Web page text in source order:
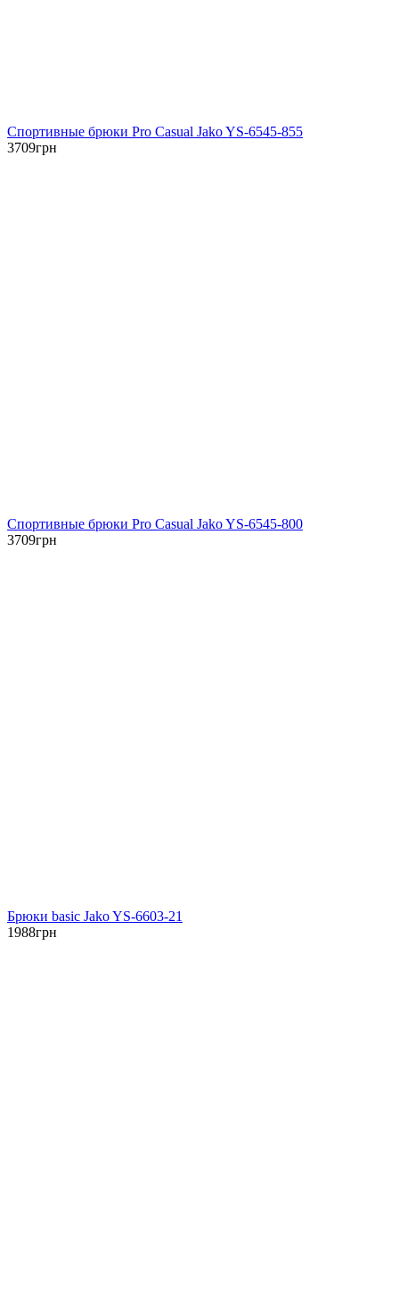
Спортивные брюки Pro Casual Jako YS-6545-855
3709грн
Спортивные брюки Pro Casual Jako YS-6545-800
3709грн
Брюки basic Jako YS-6603-21
1988грн